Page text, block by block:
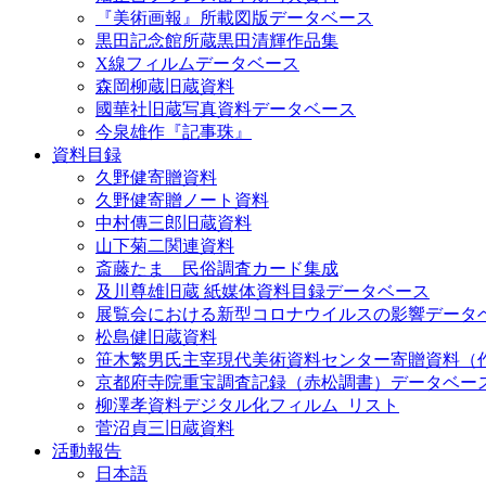
『美術画報』所載図版データベース
黒田記念館所蔵黒田清輝作品集
X線フィルムデータベース
森岡柳蔵旧蔵資料
國華社旧蔵写真資料データベース
今泉雄作『記事珠』
資料目録
久野健寄贈資料
久野健寄贈ノート資料
中村傳三郎旧蔵資料
山下菊二関連資料
斎藤たま 民俗調査カード集成
及川尊雄旧蔵 紙媒体資料目録データベース
展覧会における新型コロナウイルスの影響データ
松島健旧蔵資料
笹木繁男氏主宰現代美術資料センター寄贈資料（
京都府寺院重宝調査記録（赤松調書）データベー
柳澤孝資料デジタル化フィルム_リスト
菅沼貞三旧蔵資料
活動報告
日本語